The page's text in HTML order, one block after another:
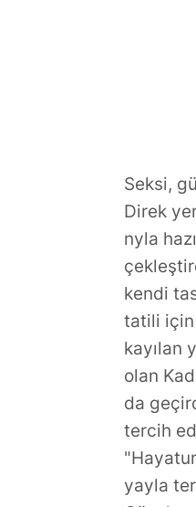
Seksi,
Direk
nyla
kendi
tatili için
kayılan
olan
da
tercih
yayla